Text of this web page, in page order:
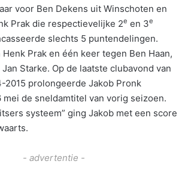
voor Ben Dekens uit Winschoten en
Prak die respectievelijke 2e en 3e
slechts 5 puntendelingen.
Prak en één keer tegen Ben Haan,
Starke. Op de laatste clubavond van
2015 prolongeerde Jakob Pronk
mei de sneldamtitel van vorig seizoen.
systeem” ging Jakob met een score
- advertentie -